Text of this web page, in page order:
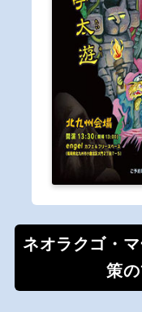
ネオラクゴ・
策の